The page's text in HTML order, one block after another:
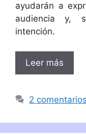
ayudarán a
audiencia y,
intención.
Leer más
2 comentarios